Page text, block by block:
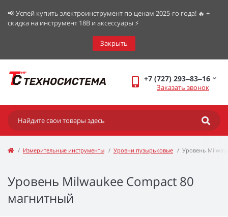
📢 Успей купить электроинструмент по ценам 2025-го года! 🔥 +
скидка на инструмент 18В и аксессуары ⚡️
Закрыть
+7 (727) 293‒83‒16
Заказать звонок
Измерительные инструменты Уровни пузырьковые Уровень
Уровень Milwaukee Compact 80
магнитный